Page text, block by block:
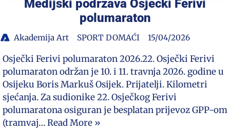
Medijski podržava Osječki Ferivi
polumaraton
Akademija Art SPORT DOMAĆI 15/04/2026
Osječki Ferivi polumaraton 2026.22. Osječki Ferivi
polumaraton održan je 10. i 11. travnja 2026. godine u
Osijeku Boris Markuš Osijek. Prijatelji. Kilometri
sjećanja. Za sudionike 22. Osječkog Ferivi
polumaratona osiguran je besplatan prijevoz GPP-om
(tramvaj…Read More »